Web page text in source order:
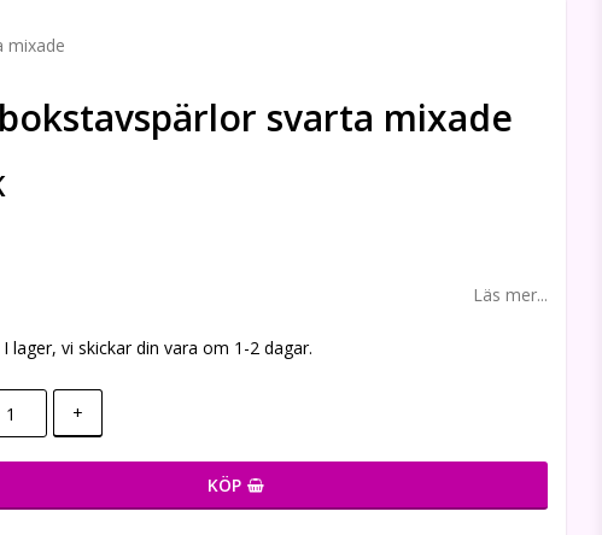
mixade
svarta mixade
Läs mer...
I lager, vi skickar din vara om 1-2 dagar.
+
KÖP